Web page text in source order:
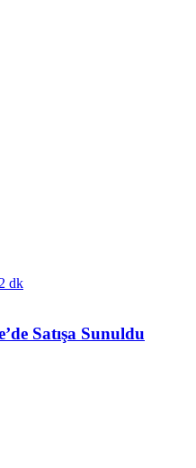
2 dk
Satışa Sunuldu